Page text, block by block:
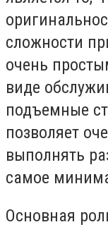
сложности
очень
виде
подъемные
позволяет
выполнять
самое
Основная